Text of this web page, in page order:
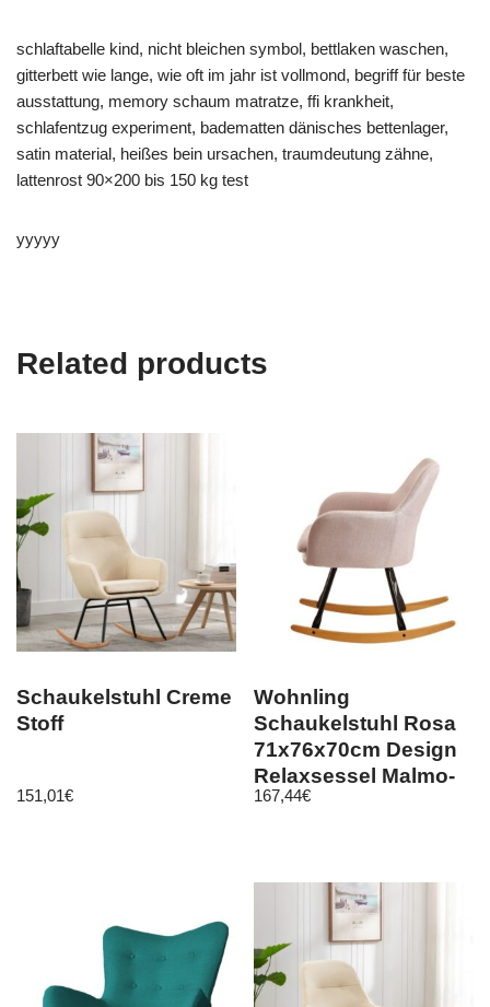
schlaftabelle kind, nicht bleichen symbol, bettlaken waschen,
gitterbett wie lange, wie oft im jahr ist vollmond, begriff für beste
ausstattung, memory schaum matratze, ffi krankheit,
schlafentzug experiment, badematten dänisches bettenlager,
satin material, heißes bein ursachen, traumdeutung zähne,
lattenrost 90×200 bis 150 kg test
yyyyy
Related products
Schaukelstuhl Creme
Stoff
151,01€
Wohnling
Schaukelstuhl Rosa
71x76x70cm Design
Relaxsessel Malmo-
Stoff / Holz | Schwin
167,44€